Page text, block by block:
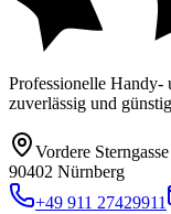
Professionelle Handy-
zuverlässig und
Vordere
90402 Nürnberg
+49 911 27429911